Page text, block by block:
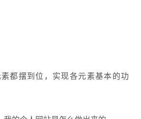
都摆到位，实现各元素基本的功